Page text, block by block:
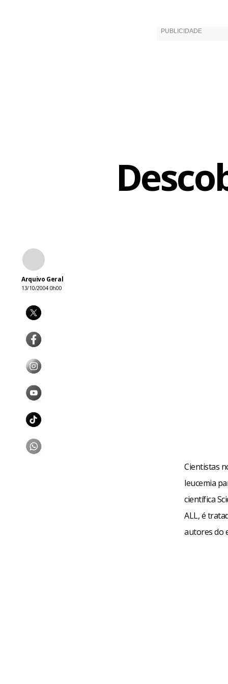
Arquivo Geral
13/10/2004 0h00
Cientistas
leucemia
científica
ALL, é
autores do